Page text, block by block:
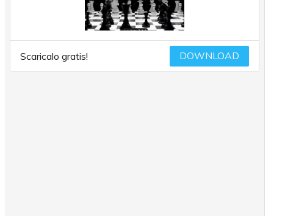
Scaricalo gratis! DOWNLOAD